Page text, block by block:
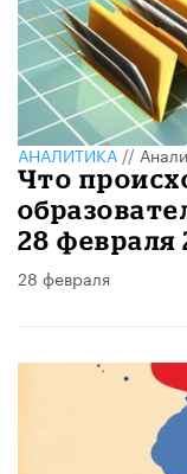
АНАЛИТИКА//
Что
28 февраля
28 февраля